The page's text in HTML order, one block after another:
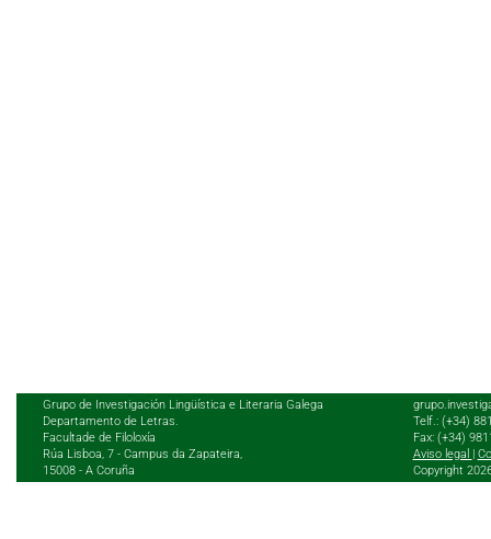
Grupo de Investigación Lingüística e Literaria Galega
Departamento de Letras.
Facultade de Filoloxía
Rúa Lisboa, 7 - Campus da Zapateira,
15008 - A Coruña
Telf.: (+34)
Fax: (+34)
Aviso legal
Copyright